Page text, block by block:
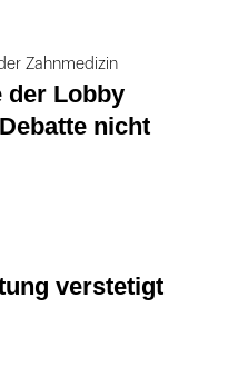
Zahnmedizin
der Lobby
nicht
verstetigt